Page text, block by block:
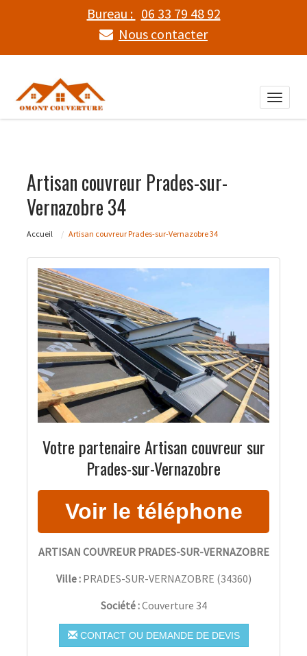
Bureau : 06 33 79 48 92
Nous contacter
Toggle
Artisan couvreur Prades-sur-
Vernazobre 34
Accueil Artisan couvreur Prades-sur-Vernazobre 34
Votre partenaire Artisan couvreur sur
Prades-sur-Vernazobre
ARTISAN COUVREUR PRADES-SUR-VERNAZOBRE
Ville : PRADES-SUR-VERNAZOBRE (34360)
Société :Couverture 34
CONTACT OU DEMANDE DE DEVIS